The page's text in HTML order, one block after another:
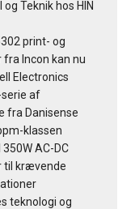
Teknik hos HIN
print- og
Incon kan nu
Electronics
serie af
fra Danisense
klassen
AC-DC
til krævende
teknologi og